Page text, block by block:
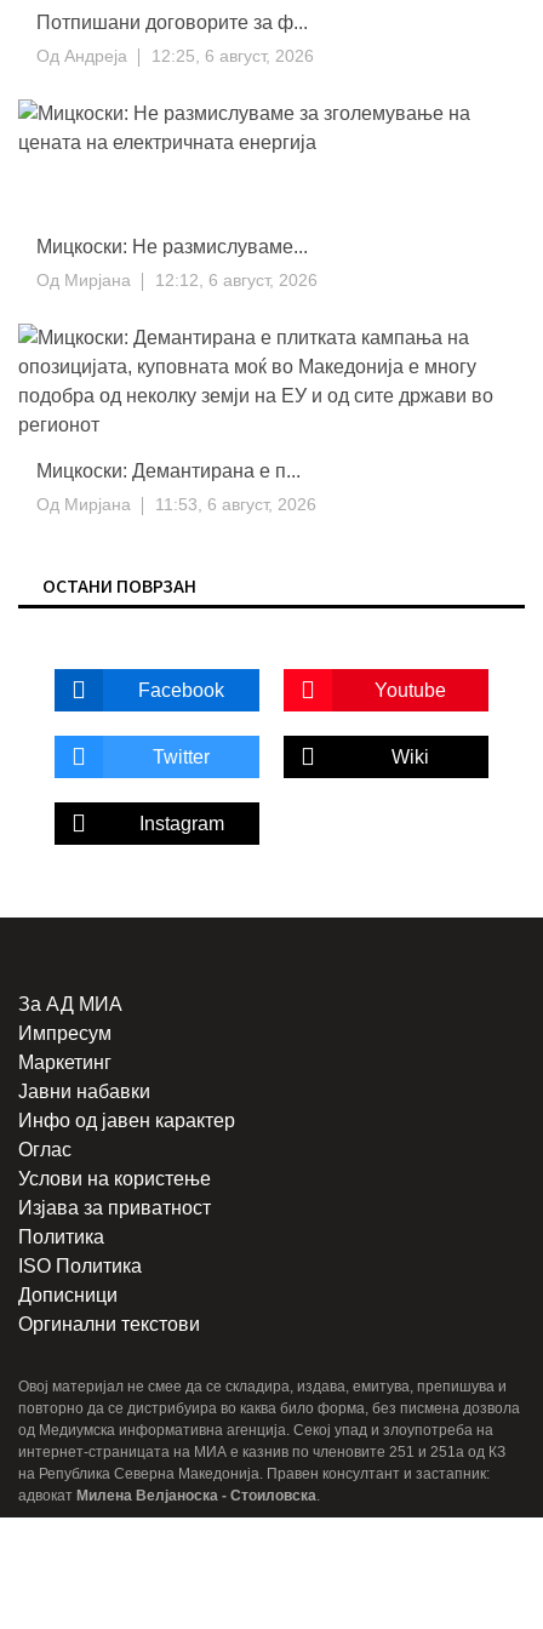
Потпишани договорите за ф...
Од Андреја 12:25, 6 август, 2026
Мицкоски: Не размислуваме...
Од Мирјана 12:12, 6 август, 2026
Мицкоски: Демантирана е п...
Од Мирјана 11:53, 6 август, 2026
ОСТАНИ ПОВРЗАН
Facebook Youtube
Twitter Wiki
Instagram
За АД МИА
Импресум
Маркетинг
Јавни набавки
Инфо од јавен карактер
Оглас
Услови на користење
Изјава за приватност
Политика
ISO Политика
Дописници
Оргинални текстови
Овој материјал не смее да се складира, издава, емитува, препишува и
повторно да се дистрибуира во каква било форма, без писмена дозвола
од Медиумска информативна агенција. Секој упад и злоупотреба на
интернет-страницата на МИА е казнив по членовите 251 и 251a од КЗ
на Република Северна Македонија. Правен консултант и застапник:
адвокат Милена Велјаноска - Стоиловска.